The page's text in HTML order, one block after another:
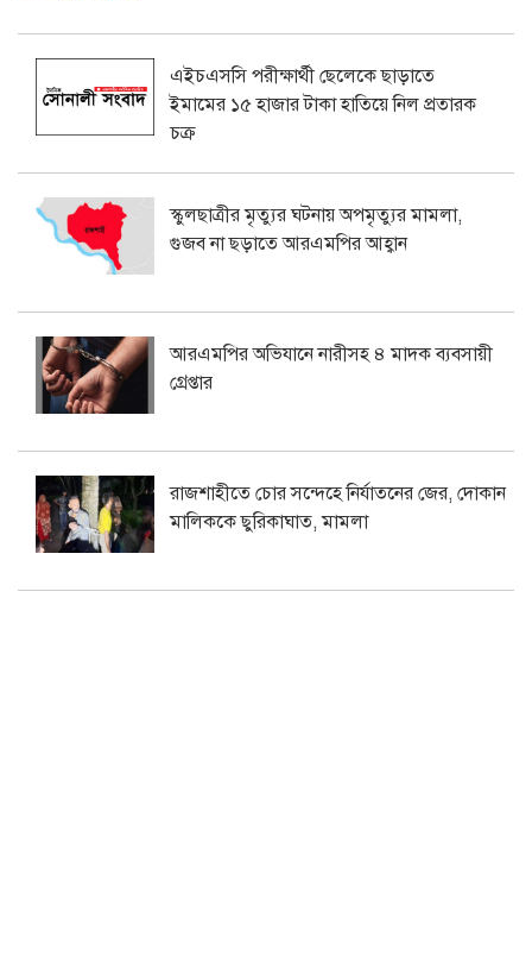
এইচএসসি পরীক্ষার্থী ছেলেকে ছাড়াতে
ইমামের ১৫ হাজার টাকা হাতিয়ে নিল প্রতারক
চক্র
স্কুলছাত্রীর মৃত্যুর ঘটনায় অপমৃত্যুর মামলা,
গুজব না ছড়াতে আরএমপির আহ্বান
আরএমপির অভিযানে নারীসহ ৪ মাদক ব্যবসায়ী
গ্রেপ্তার
রাজশাহীতে চোর সন্দেহে নির্যাতনের জের, দোকান
মালিককে ছুরিকাঘাত, মামলা